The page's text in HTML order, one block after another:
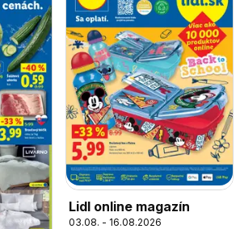
Lidl online magazín
03.08. - 16.08.2026